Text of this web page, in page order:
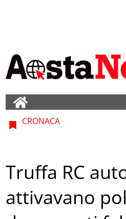
CRONACA
Truffa RC
attivavano